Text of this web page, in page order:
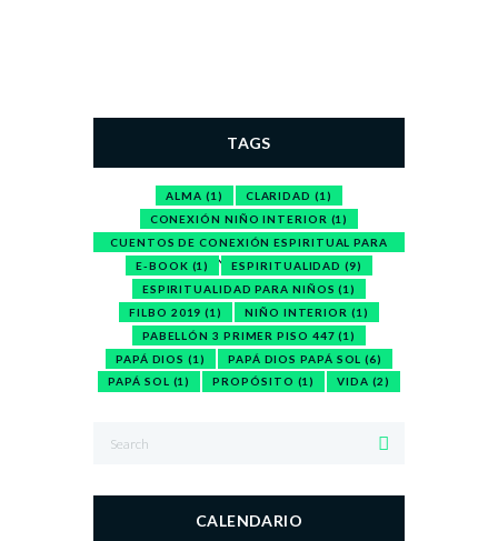
TAGS
ALMA (1) CLARIDAD (1)
CONEXIÓN NIÑO INTERIOR (1)
CUENTOS DE CONEXIÓN ESPIRITUAL PARA
NIÑOS(1)
E-BOOK (1) ESPIRITUALIDAD (9)
ESPIRITUALIDAD PARA NIÑOS (1)
FILBO 2019 (1) NIÑO INTERIOR (1)
PABELLÓN 3 PRIMER PISO 447 (1)
PAPÁ DIOS (1) PAPÁ DIOS PAPÁ SOL (6)
PAPÁ SOL (1) PROPÓSITO (1) VIDA (2)
CALENDARIO